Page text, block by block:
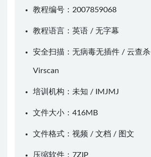
教程编号：2007859068
教程语言：英语 / 无字幕
安全扫描：无病毒无插件 / 云查杀
Virscan
培训机构：未知 / IMJMJ
文件大小：416MB
文件格式：视频 / 文档 / 图文
压缩软件： 7ZIP